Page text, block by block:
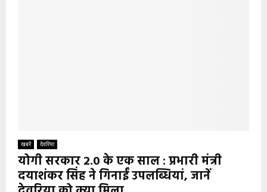
खबरें देवरिया
योगी सरकार 2.0 के एक साल : प्रभारी मंत्री
दयाशंकर सिंह ने गिनाईं उपलब्धियां, जानें